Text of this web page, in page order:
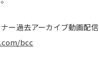
ー過去アーカイブ動画配
bcc